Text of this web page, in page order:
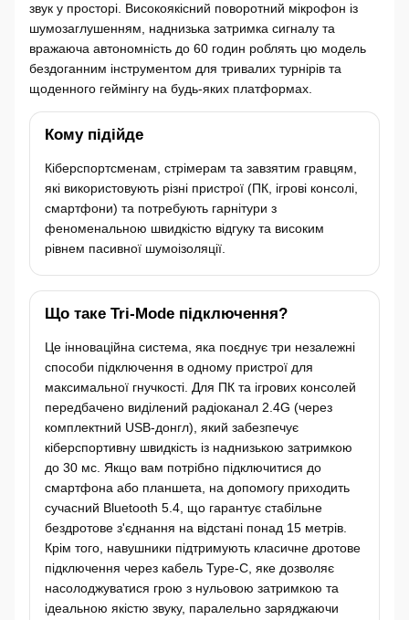
звук у просторі. Високоякісний поворотний мікрофон із
шумозаглушенням, наднизька затримка сигналу та
вражаюча автономність до 60 годин роблять цю модель
бездоганним інструментом для тривалих турнірів та
щоденного геймінгу на будь-яких платформах.
Кому підійде
Кіберспортсменам, стрімерам та завзятим гравцям,
які використовують різні пристрої (ПК, ігрові консолі,
смартфони) та потребують гарнітури з
феноменальною швидкістю відгуку та високим
рівнем пасивної шумоізоляції.
Що таке Tri-Mode підключення?
Це інноваційна система, яка поєднує три незалежні
способи підключення в одному пристрої для
максимальної гнучкості. Для ПК та ігрових консолей
передбачено виділений радіоканал 2.4G (через
комплектний USB-донгл), який забезпечує
кіберспортивну швидкість із наднизькою затримкою
до 30 мс. Якщо вам потрібно підключитися до
смартфона або планшета, на допомогу приходить
сучасний Bluetooth 5.4, що гарантує стабільне
бездротове з'єднання на відстані понад 15 метрів.
Крім того, навушники підтримують класичне дротове
підключення через кабель Type-C, яке дозволяє
насолоджуватися грою з нульовою затримкою та
ідеальною якістю звуку, паралельно заряджаючи